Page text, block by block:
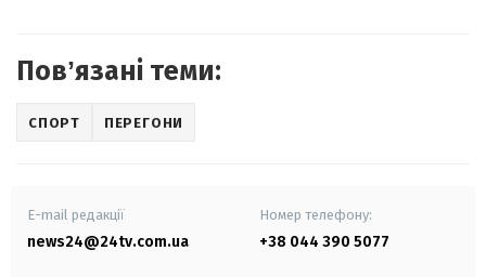
Повʼязані теми:
СПОРТ ПЕРЕГОНИ
E-mail редакції
news24@24tv.com.ua
Номер телефону:
+38 044 390 5077